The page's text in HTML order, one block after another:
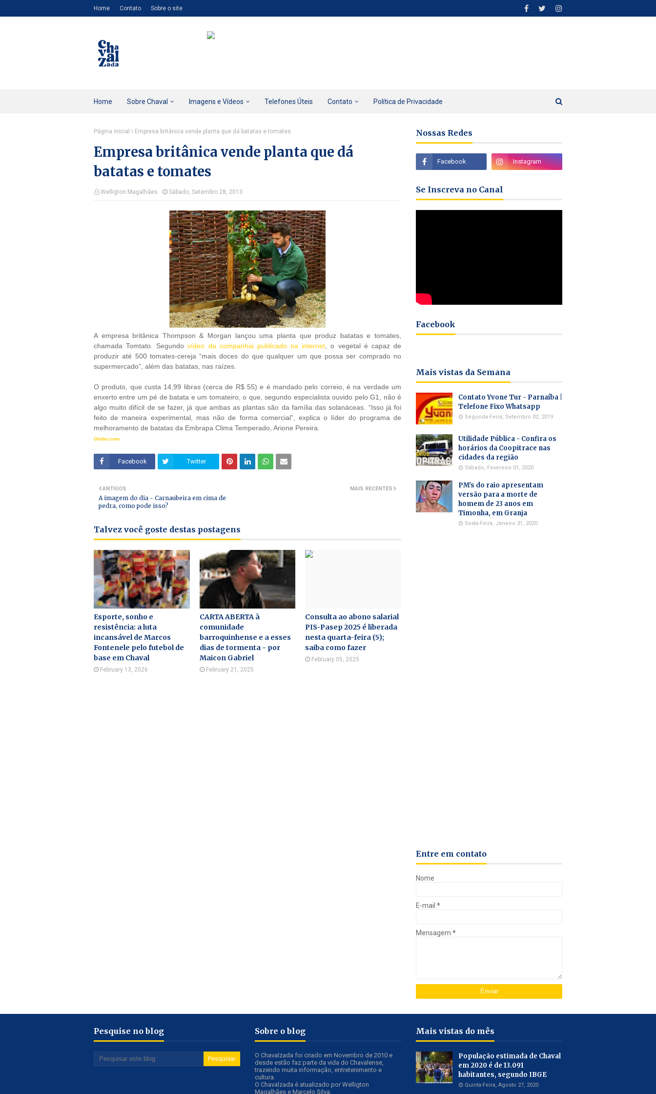
Home Contato Sobre o site
Home Sobre Chaval Imagens e Vídeos Telefones Úteis Contato Política de Privacidade
Página inicial Empresa britânica vende planta que dá batatas e tomates
Empresa britânica vende planta que dá
batatas e tomates
Welligton Magalhães Sábado, Setembro 28, 2013
A empresa britânica Thompson & Morgan lançou uma planta que produz batatas e tomates,
chamada Tomtato. Segundovídeo da companhia publicado na internet , o vegetal é capaz de
produzir até 500 tomates-cereja “mais doces do que qualquer um que possa ser comprado no
supermercado”, além das batatas, nas raízes.
O produto, que custa 14,99 libras (cerca de R$ 55) e é mandado pelo correio, é na verdade um
enxerto entre um pé de batata e um tomateiro, o que, segundo especialista ouvido pelo G1, não é
algo muito difícil de se fazer, já que ambas as plantas são da família das solanáceas. “Isso já foi
feito de maneira experimental, mas não de forma comercial”, explica o líder do programa de
melhoramento de batatas da Embrapa Clima Temperado, Arione Pereira.
Globo.com
Facebook Twitter
MAIS RECENTES
ANTIGOS
A imagem do dia - Carnaubeira em cima de
pedra, como pode isso?
Talvez você goste destas postagens
Esporte, sonho e
resistência: a luta
incansável de Marcos
Fontenele pelo futebol de
base em Chaval
February 13, 2026
CARTA ABERTA à
comunidade
barroquinhense e a esses
dias de tormenta - por
Maicon Gabriel
February 21, 2025
Consulta ao abono salarial
PIS-Pasep 2025 é liberada
nesta quarta-feira (5);
saiba como fazer
February 05, 2025
Nossas Redes
Se Inscreva no Canal
Facebook
Mais vistas da Semana
Contato Yvone Tur - Parnaíba |
Telefone Fixo Whatsapp
Segunda-Feira, Setembro 02, 2019
Utilidade Pública - Confira os
horários da Coopitrace nas
cidades da região
Sábado, Fevereiro 01, 2020
PM's do raio apresentam
versão para a morte de
homem de 23 anos em
Timonha, em Granja
Sexta-Feira, Janeiro 31, 2020
Entre em contato
Nome
E-mail *
Mensagem *
Pesquise no blog Sobre o blog
O Chavalzada foi criado em Novembro de 2010 e
desde estão faz parte da vida do Chavalense,
trazendo muita informação, entretenimento e
cultura.
O Chavalzada é atualizado por Welligton
Magalhães e Marcelo Silva.
Mais vistas do mês
População estimada de Chaval
em 2020 é de 13.091
habitantes, segundo IBGE
Quinta-Feira, Agosto 27, 2020